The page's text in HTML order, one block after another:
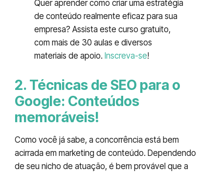
Quer aprender como criar uma estratégia
de conteúdo realmente eficaz para sua
empresa? Assista este curso gratuito,
com mais de 30 aulas e diversos
materiais de apoio. Inscreva-se!
2. Técnicas de SEO para o
Google: Conteúdos
memoráveis!
Como você já sabe, a concorrência está bem
acirrada em marketing de conteúdo. Dependendo
de seu nicho de atuação, é bem provável que a